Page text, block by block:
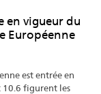
en vigueur du
Européenne
est entrée en
10.6 figurent les